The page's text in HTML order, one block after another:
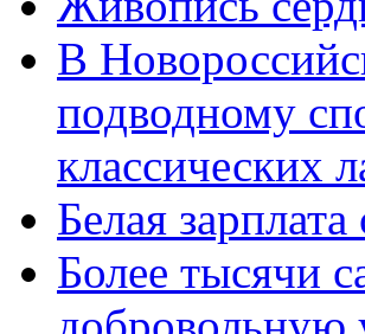
В
подводному
классических
Белая
Более тысячи